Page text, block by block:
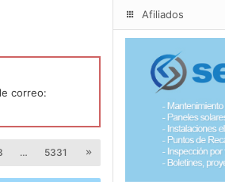
correo:
… 5331
Afiliados